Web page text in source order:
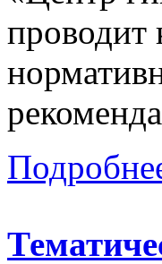
проводит